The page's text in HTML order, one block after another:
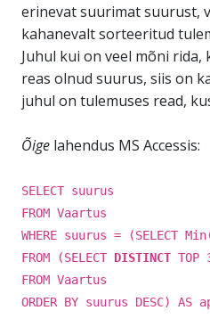
erinevat suurimat suurust,
kahanevalt sorteeritud
Juhul kui on veel mõni rida,
reas olnud suurus, siis on
juhul on tulemuses read,
Õige lahendus MS Accessis:
SELECT suurus
FROM Vaartus
WHERE suurus = (SELECT
FROM (SELECT DISTINCT TOP
FROM Vaartus
ORDER BY suurus DESC) AS